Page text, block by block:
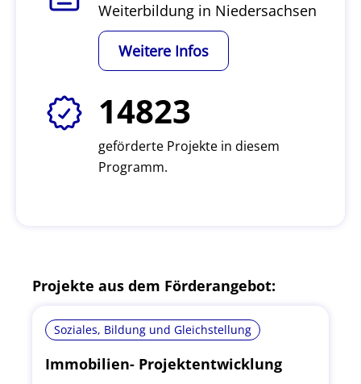
Weiterbildung in Niedersachsen
Weitere Infos
14823
geförderte Projekte in diesem
Programm.
Projekte aus dem Förderangebot:
Soziales, Bildung und Gleichstellung
Immobilien- Projektentwicklung